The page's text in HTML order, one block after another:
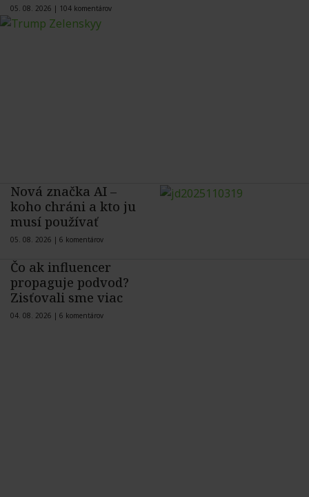
05. 08. 2026 | 104 komentárov
Nová značka AI –
koho chráni a kto ju
musí používať
05. 08. 2026 | 6 komentárov
Čo ak influencer
propaguje podvod?
Zisťovali sme viac
04. 08. 2026 | 6 komentárov